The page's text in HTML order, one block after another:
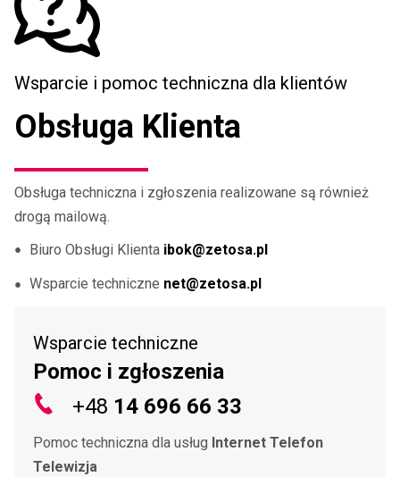
Wsparcie i pomoc techniczna dla klientów
Obsługa Klienta
Obsługa techniczna i zgłoszenia realizowane są również
drogą mailową.
Biuro Obsługi Klienta ibok@zetosa.pl
Wsparcie techniczne net@zetosa.pl
Wsparcie techniczne
Pomoc i zgłoszenia
+48 14 696 66 33
Pomoc techniczna dla usług Internet Telefon
Telewizja